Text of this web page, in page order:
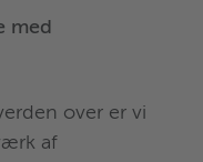
med
over er vi
af